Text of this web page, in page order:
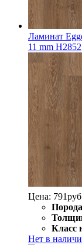
Ламинат
11 mm Н2852
Цена: 791
Класс
Нет в